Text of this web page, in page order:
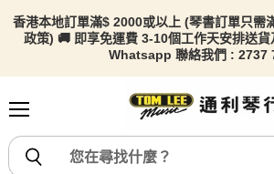
香港本地訂單滿$ 2000或以上 (琴書訂單只需
政策) 🚚 即享免運費 3-10個工作天安排送
Whatsapp 聯絡我們 : 2737